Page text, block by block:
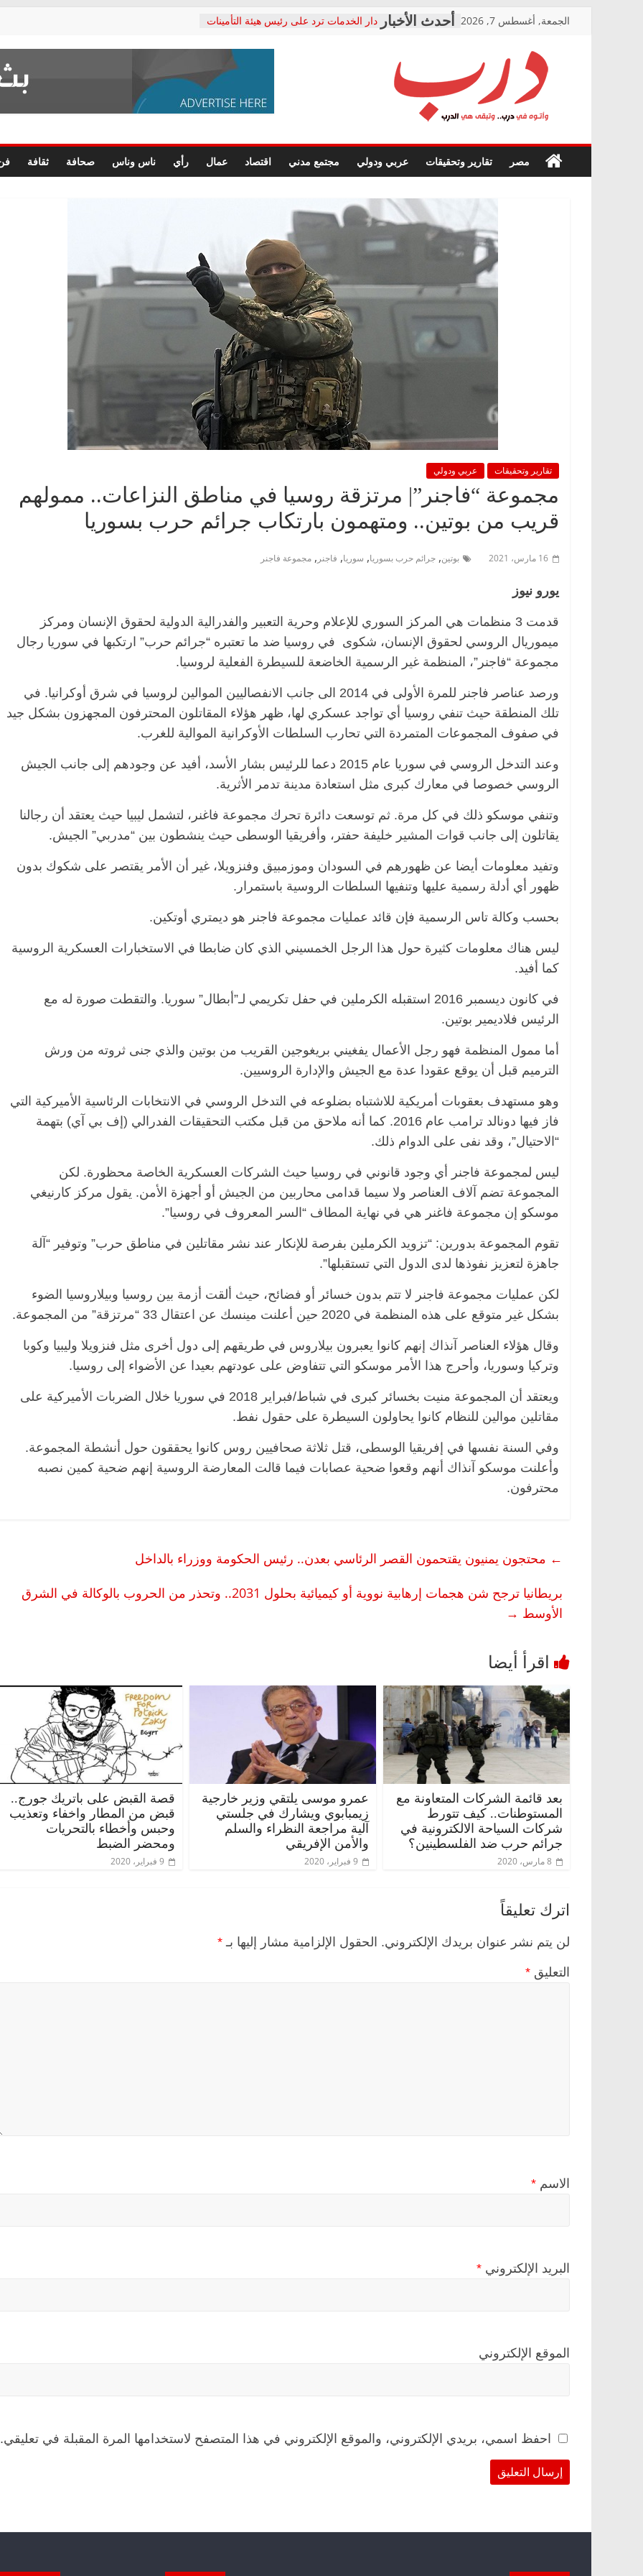
الجمعة, أغسطس 7, 2026
دار الخدمات ترد على رئيس هيئة التأمينات
معاناة أصحاب المعاشات.. ونطالب بكشف
فرحات سليمان يكتب: القطاع الصحي إلى
حزب التحالف الشعبي يطلق لجنة “الحق
صور .. اعتماد الرسومات النهائية للقرار
الوزاري لمدينة الصحفيين.. وانتهاء أعمال
إنشاء المبنى الإداري
متابعة قضية الدكتور محمد زهران.. ويؤكد:
قرينة البراءة وضمانات المحاكمة العادلة
درب
في
درب..
مصر تقارير وتحقيقات عربي ودولي مجتمع مدني اقتصاد عمال رأي ناس وناس صحافة ثقافة
تقارير وتحقيقات عربي ودولي
مجموعة “فاجنر”| مرتزقة روسيا في مناطق النزاعات.. ممولهم
قريب من بوتين.. ومتهمون بارتكاب جرائم حرب بسوريا
16 مارس، 2021 بوتين, جرائم حرب بسوريا, سوريا, فاجنر , مجموعة فاجنر
يورو نيوز
قدمت 3 منظمات هي المركز السوري للإعلام وحرية التعبير والفدرالية الدولية لحقوق الإنسان ومركز
ميموريال الروسي لحقوق الإنسان، شكوى في روسيا ضد ما تعتبره “جرائم حرب” ارتكبها في سوريا رجال
مجموعة “فاجنر”، المنظمة غير الرسمية الخاضعة للسيطرة الفعلية لروسيا.
ورصد عناصر فاجنر للمرة الأولى في 2014 الى جانب الانفصاليين الموالين لروسيا في شرق أوكرانيا. في
تلك المنطقة حيث تنفي روسيا أي تواجد عسكري لها، ظهر هؤلاء المقاتلون المحترفون المجهزون بشكل جيد
في صفوف المجموعات المتمردة التي تحارب السلطات الأوكرانية الموالية للغرب.
وعند التدخل الروسي في سوريا عام 2015 دعما للرئيس بشار الأسد، أفيد عن وجودهم إلى جانب الجيش
الروسي خصوصا في معارك كبرى مثل استعادة مدينة تدمر الأثرية.
وتنفي موسكو ذلك في كل مرة. ثم توسعت دائرة تحرك مجموعة فاغنر، لتشمل ليبيا حيث يعتقد أن رجالنا
يقاتلون إلى جانب قوات المشير خليفة حفتر، وأفريقيا الوسطى حيث ينشطون بين “مدربي” الجيش.
وتفيد معلومات أيضا عن ظهورهم في السودان وموزمبيق وفنزويلا، غير أن الأمر يقتصر على شكوك بدون
ظهور أي أدلة رسمية عليها وتنفيها السلطات الروسية باستمرار.
بحسب وكالة تاس الرسمية فإن قائد عمليات مجموعة فاجنر هو ديمتري أوتكين.
ليس هناك معلومات كثيرة حول هذا الرجل الخمسيني الذي كان ضابطا في الاستخبارات العسكرية الروسية
كما أفيد.
في كانون ديسمبر 2016 استقبله الكرملين في حفل تكريمي لـ”أبطال” سوريا. والتقطت صورة له مع
الرئيس فلاديمير بوتين.
أما ممول المنظمة فهو رجل الأعمال يفغيني بريغوجين القريب من بوتين والذي جنى ثروته من ورش
الترميم قبل أن يوقع عقودا عدة مع الجيش والإدارة الروسيين.
وهو مستهدف بعقوبات أمريكية للاشتباه بضلوعه في التدخل الروسي في الانتخابات الرئاسية الأميركية التي
فاز فيها دونالد ترامب عام 2016. كما أنه ملاحق من قبل مكتب التحقيقات الفدرالي (إف بي آي) بتهمة
“الاحتيال”، وقد نفى على الدوام ذلك.
ليس لمجموعة فاجنر أي وجود قانوني في روسيا حيث الشركات العسكرية الخاصة محظورة. لكن
المجموعة تضم آلاف العناصر ولا سيما قدامى محاربين من الجيش أو أجهزة الأمن. يقول مركز كارنيغي
موسكو إن مجموعة فاغنر هي في نهاية المطاف “السر المعروف في روسيا”.
تقوم المجموعة بدورين: “تزويد الكرملين بفرصة للإنكار عند نشر مقاتلين في مناطق حرب” وتوفير “آلة
جاهزة لتعزيز نفوذها لدى الدول التي تستقبلها”.
لكن عمليات مجموعة فاجنر لا تتم بدون خسائر أو فضائح، حيث ألقت أزمة بين روسيا وبيلاروسيا الضوء
بشكل غير متوقع على هذه المنظمة في 2020 حين أعلنت مينسك عن اعتقال 33 “مرتزقة” من المجموعة.
وقال هؤلاء العناصر آنذاك إنهم كانوا يعبرون بيلاروس في طريقهم إلى دول أخرى مثل فنزويلا وليبيا وكوبا
وتركيا وسوريا، وأحرج هذا الأمر موسكو التي تتفاوض على عودتهم بعيدا عن الأضواء إلى روسيا.
ويعتقد أن المجموعة منيت بخسائر كبرى في شباط/فبراير 2018 في سوريا خلال الضربات الأميركية على
مقاتلين موالين للنظام كانوا يحاولون السيطرة على حقول نفط.
وفي السنة نفسها في إفريقيا الوسطى، قتل ثلاثة صحافيين روس كانوا يحققون حول أنشطة المجموعة.
وأعلنت موسكو آنذاك أنهم وقعوا ضحية عصابات فيما قالت المعارضة الروسية إنهم ضحية كمين نصبه
محترفون.
← محتجون يمنيون يقتحمون القصر الرئاسي بعدن.. رئيس الحكومة ووزراء بالداخل
بريطانيا ترجح شن هجمات إرهابية نووية أو كيميائية بحلول 2031.. وتحذر من الحروب بالوكالة في الشرق
الأوسط →
بعد قائمة الشركات المتعاونة مع
المستوطنات.. كيف تتورط
شركات السياحة الالكترونية في
جرائم حرب ضد الفلسطينين؟
8 مارس، 2020
عمرو موسى يلتقي وزير خارجية
زيمبابوي ويشارك في جلستي
آلية مراجعة النظراء والسلم
والأمن الإفريقي
9 فبراير، 2020
قصة القبض على باتريك جورج..
قبض من المطار واخفاء وتعذيب
وحبس وأخطاء بالتحريات
ومحضر الضبط
9 فبراير، 2020
اترك تعليقاً
لن يتم نشر عنوان بريدك الإلكتروني. الحقول الإلزامية مشار إليها بـ *
التعليق *
الاسم *
البريد الإلكتروني *
الموقع الإلكتروني
احفظ اسمي، بريدي الإلكتروني، والموقع الإلكتروني في هذا المتصفح لاستخدامها المرة المقبلة في تعليقي.
مقعد شاغر على مائدة الإفطار.. يحيى
حسين عبدالهادي فارس مقاومة
الخصخصة الذي دافع عن المال العام
(بروفايل)
في ذكرى رحيله.. د. نور فرحات فقيه
قانوني دافع عن قضايا الوطن وانحاز
للحرية (بروفايل)
د. عبدالخالق فاروق.. خبير اقتصادي
يحتفل بذكرى ميلاده وحيداً على أبواب